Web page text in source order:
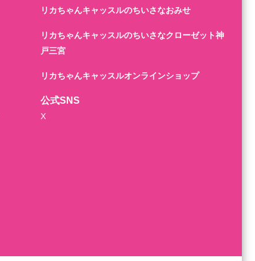
リカちゃんキャッスルのちいさなおみせ
リカちゃんキャッスルのちいさなクローゼット神
戸三宮
リカちゃんキャッスルオンラインショップ
公式SNS
X